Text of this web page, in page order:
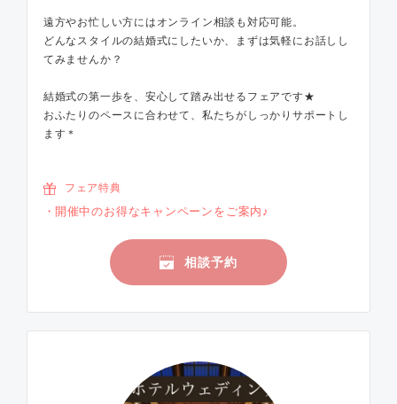
遠方やお忙しい方にはオンライン相談も対応可能。
どんなスタイルの結婚式にしたいか、まずは気軽にお話しし
てみませんか？
結婚式の第一歩を、安心して踏み出せるフェアです★
おふたりのペースに合わせて、私たちがしっかりサポートし
ます＊
フェア特典
開催中のお得なキャンペーンをご案内♪
相談予約